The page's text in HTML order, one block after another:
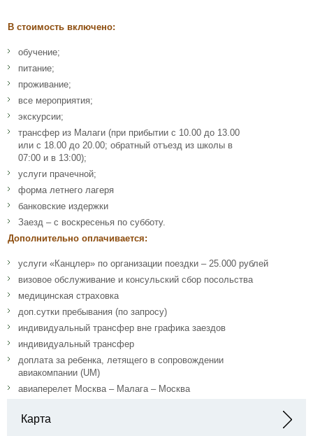
В стоимость включено:
обучение;
питание;
проживание;
все мероприятия;
экскурсии;
трансфер из Малаги (при прибытии с 10.00 до 13.00
или с 18.00 до 20.00; обратный отъезд из школы в
07:00 и в 13:00);
услуги прачечной;
форма летнего лагеря
банковские издержки
Заезд – с воскресенья по субботу.
Дополнительно оплачивается:
услуги «Канцлер» по организации поездки – 25.000 рублей
визовое обслуживание и консульский сбор посольства
медицинская страховка
доп.сутки пребывания (по запросу)
индивидуальный трансфер вне графика заездов
индивидуальный трансфер
доплата за ребенка, летящего в сопровождении
авиакомпании (UM)
авиаперелет Москва – Малага – Москва
Карта